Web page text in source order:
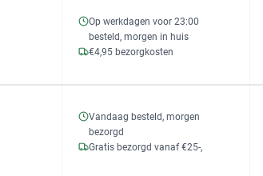
Op werkdagen voor 23:00
besteld, morgen in huis
€4,95 bezorgkosten
Vandaag besteld, morgen
bezorgd
Gratis bezorgd vanaf €25-,